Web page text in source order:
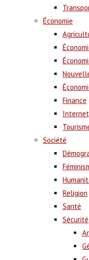
Économie
Finance
Société
Religion
Santé
Sécurité